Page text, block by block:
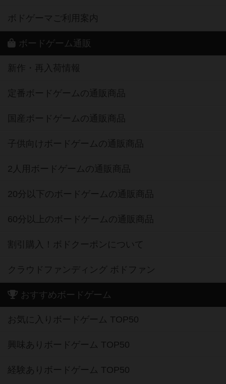
ボドゲーマご利用案内
ボードゲーム通販
新作・再入荷情報
定番ボードゲームの通販商品
国産ボードゲームの通販商品
子供向けボードゲームの通販商品
2人用ボードゲームの通販商品
20分以下のボードゲームの通販商品
60分以上のボードゲームの通販商品
割引購入！ボドクーポンについて
クラウドファンディング ボドファン
おすすめボードゲーム
お気に入りボードゲーム TOP50
興味ありボードゲーム TOP50
経験ありボードゲーム TOP50